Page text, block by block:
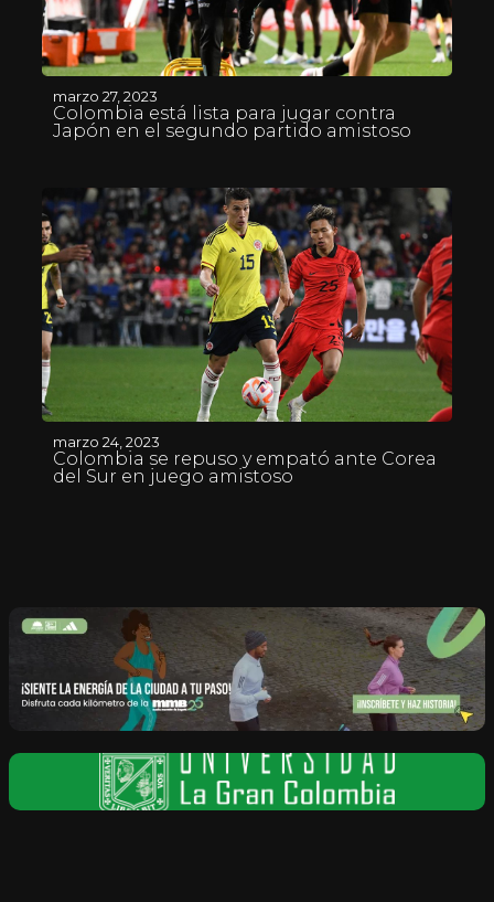
marzo 27, 2023
Colombia está lista para jugar contra
Japón en el segundo partido amistoso
marzo 24, 2023
Colombia se repuso y empató ante Corea
del Sur en juego amistoso